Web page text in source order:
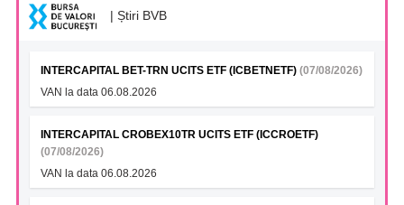
| Știri BVB
INTERCAPITAL BET-TRN UCITS ETF (ICBETNETF) (07/08/2026)
VAN la data 06.08.2026
INTERCAPITAL CROBEX10TR UCITS ETF (ICCROETF)
(07/08/2026)
VAN la data 06.08.2026